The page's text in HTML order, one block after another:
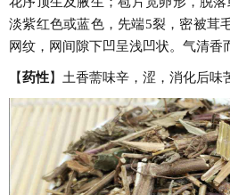
淡紫红色或蓝色，先端5裂，密被茸
网纹，网间隙下凹呈浅凹状。气清香
【药性】土香薷味辛，涩，消化后味